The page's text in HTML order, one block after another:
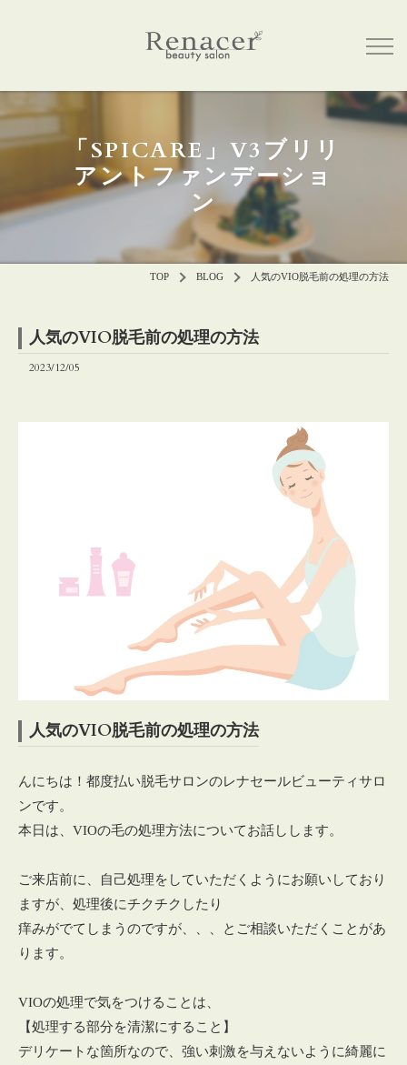
「SPICARE」V3ブリリ
アントファンデーショ
ン
TOP BLOG 人気のVIO脱毛前の処理の方法
人気のVIO脱毛前の処理の方法
2023/12/05
人気のVIO脱毛前の処理の方法
んにちは！都度払い脱毛サロンのレナセールビューティサロ
ンです。
本日は、VIOの毛の処理方法についてお話しします。
ご来店前に、自己処理をしていただくようにお願いしており
ますが、処理後にチクチクしたり
痒みがでてしまうのですが、、、とご相談いただくことがあ
ります。
VIOの処理で気をつけることは、
【処理する部分を清潔にすること】
デリケートな箇所なので、強い刺激を与えないように綺麗に